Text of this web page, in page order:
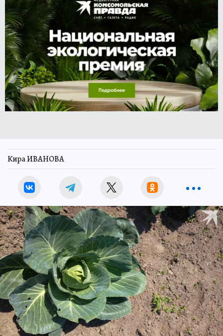
Кира ИВАНОВА